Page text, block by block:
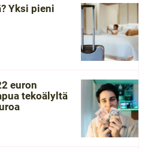
Yksi pieni
euron
tekoälyltä